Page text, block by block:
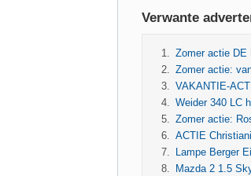
Verwante
Zomer actie DE
Zomer actie:
VAKANTIE-
Weider 340 LC
Zomer actie:
ACTIE
Lampe Berger
Mazda 2 1.5